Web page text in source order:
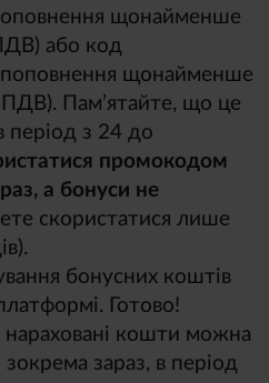
щонайменше
або код
поповнення щонайменше
ПДВ). Пам’ятайте, що це
період з 24 до
промокодом
а бонуси не
скористатися лише
бонусних коштів
Готово!
нараховані кошти можна
зараз, в період